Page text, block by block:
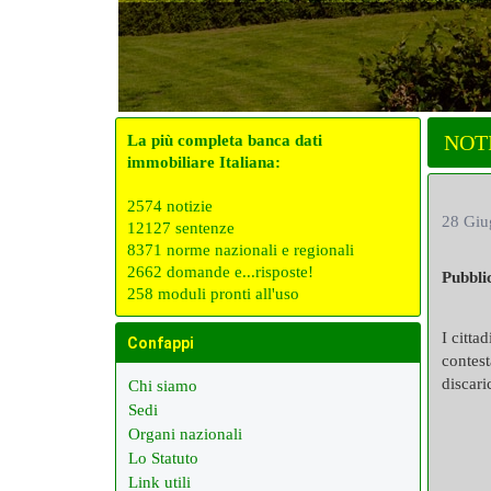
La più completa banca dati
immobiliare Italiana:
2574 notizie
12127 sentenze
8371 norme nazionali e regionali
2662 domande e...risposte!
258 moduli pronti all'uso
Confappi
Chi siamo
Sedi
Organi nazionali
Lo Statuto
Link utili
28
I